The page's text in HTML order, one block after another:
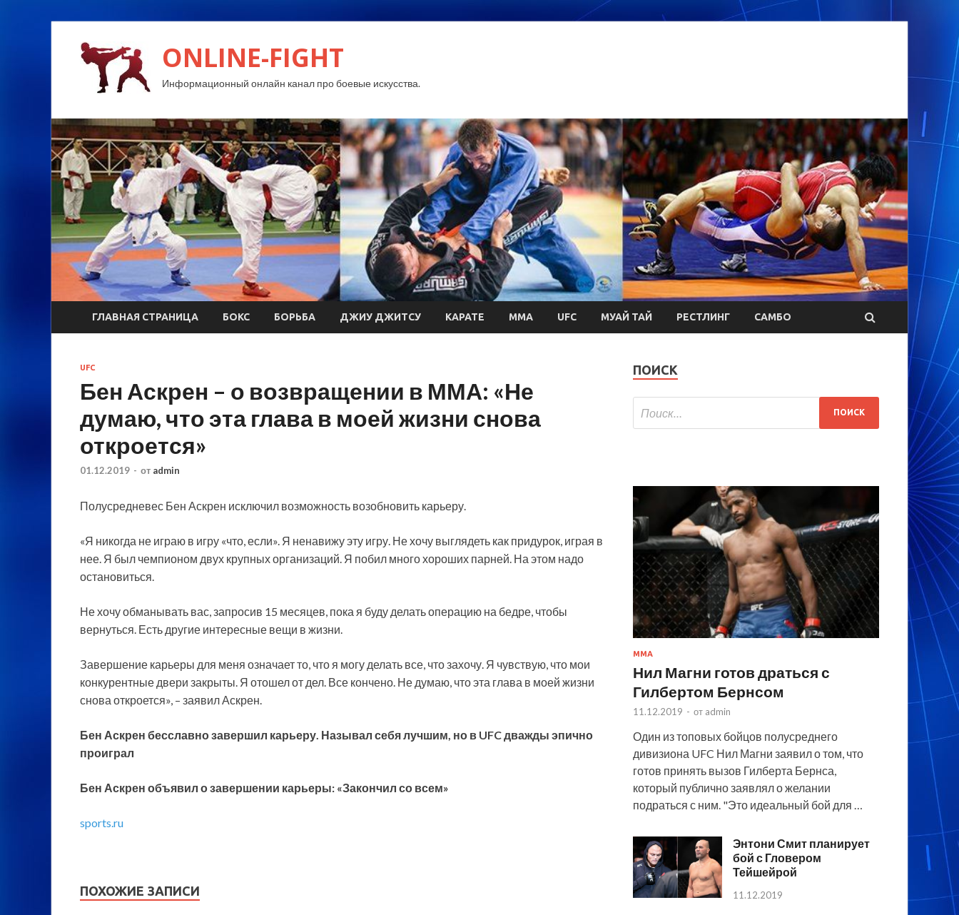
ONLINE-FIGHT
Информационный онлайн канал про боевые искусства.
ГЛАВНАЯ СТРАНИЦА БОКС БОРЬБА ДЖИУ ДЖИТСУ КАРАТЕ MMA UFC МУАЙ ТАЙ РЕСТЛИНГ САМБО
UFC
Бен Аскрен – о возвращении в ММА: «Не
думаю, что эта глава в моей жизни снова
откроется»
01.12.2019 - от admin
Полусредневес Бен Аскрен исключил возможность возобновить карьеру.
«Я никогда не играю в игру «что, если». Я ненавижу эту игру. Не хочу выглядеть как придурок, играя в
нее. Я был чемпионом двух крупных организаций. Я побил много хороших парней. На этом надо
остановиться.
Не хочу обманывать вас, запросив 15 месяцев, пока я буду делать операцию на бедре, чтобы
вернуться. Есть другие интересные вещи в жизни.
Завершение карьеры для меня означает то, что я могу делать все, что захочу. Я чувствую, что мои
конкурентные двери закрыты. Я отошел от дел. Все кончено. Не думаю, что эта глава в моей жизни
снова откроется», – заявил Аскрен.
Бен Аскрен бесславно завершил карьеру. Называл себя лучшим, но в UFC дважды эпично
проиграл
Бен Аскрен объявил о завершении карьеры: «Закончил со всем»
sports.ru
ПОХОЖИЕ ЗАПИСИ
ПОИСК
MMA
Нил Магни готов драться с
Гилбертом Бернсом
11.12.2019 - от admin
Один из топовых бойцов полусреднего
дивизиона UFC Нил Магни заявил о том, что
готов принять вызов Гилберта Бернса,
который публично заявлял о желании
подраться с ним. "Это идеальный бой для …
Энтони Смит планирует
бой с Гловером
Тейшейрой
11.12.2019